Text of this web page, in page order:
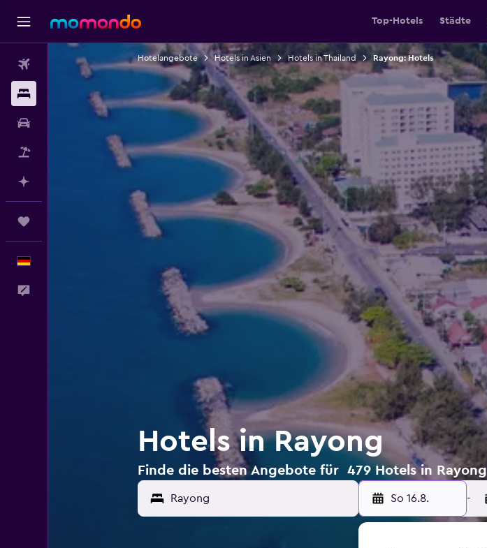
Top-Hotels Städte
Unterkünfte
Pauschalreisen
Hotelangebote Hotels in Asien Hotels in Thailand Rayong: Hotels
Hotels in Rayong
Finde die besten Angebote für 479 Hotels in Rayong
So 16.8. -